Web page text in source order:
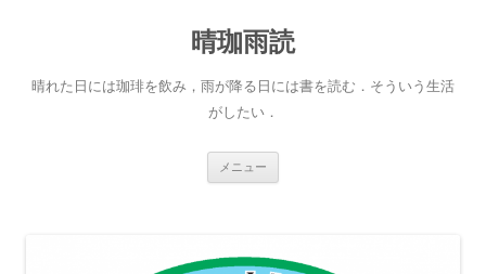
晴珈雨読
晴れた日には珈琲を飲み，雨が降る日には書を読む．そういう生活
がしたい．
メニュー
キ